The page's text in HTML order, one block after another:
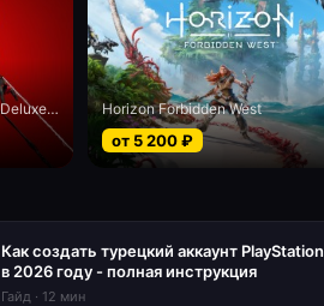
Marvel’s Spider-Man 2 digital Deluxe edition Horizon Forbidden West
от 5 200₽
Как создать турецкий аккаунт PlayStation
в 2026 году - полная инструкция
Гайд · 12 мин